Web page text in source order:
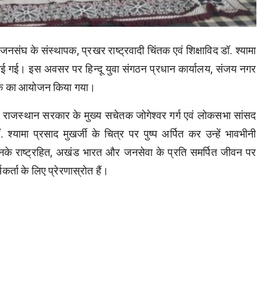
जनसंघ के संस्थापक, प्रखर राष्ट्रवादी चिंतक एवं शिक्षाविद डॉ. श्यामा
गई। इस अवसर पर हिन्दू युवा संगठन प्रधान कार्यालय, संजय नगर
का आयोजन किया गया।
राजस्थान सरकार के मुख्य सचेतक जोगेश्वर गर्ग एवं लोकसभा सांसद
प्रसाद मुखर्जी के चित्र पर पुष्प अर्पित कर उन्हें भावभीनी
राष्ट्रहित, अखंड भारत और जनसेवा के प्रति समर्पित जीवन पर
के लिए प्रेरणास्रोत हैं।